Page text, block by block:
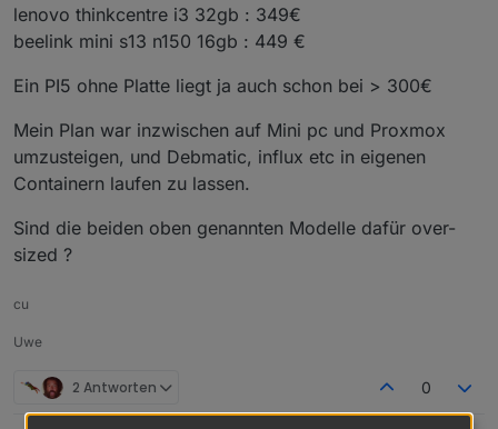
lenovo thinkcentre i3 32gb : 349€
beelink mini s13 n150 16gb : 449 €
Ein PI5 ohne Platte liegt ja auch schon bei > 300€
Mein Plan war inzwischen auf Mini pc und Proxmox
umzusteigen, und Debmatic, influx etc in eigenen
Containern laufen zu lassen.
Sind die beiden oben genannten Modelle dafür over-
sized ?
cu
Uwe
2 Antworten 0